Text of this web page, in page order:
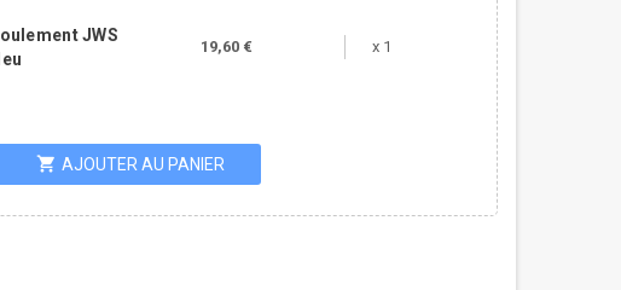
JWS
19,60 € x 1
shopping_cart AJOUTER AU PANIER